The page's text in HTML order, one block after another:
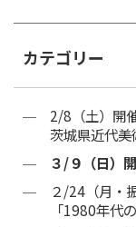
カテゴリー
2/8（土）開
茨城県近代
３/９（日）
２/24（月・
「1980年代